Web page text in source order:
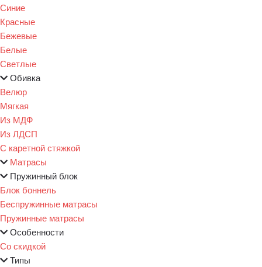
Синие
Красные
Бежевые
Белые
Светлые
Обивка
Велюр
Мягкая
Из МДФ
Из ЛДСП
С каретной стяжкой
Матрасы
Пружинный блок
Блок боннель
Беспружинные матрасы
Пружинные матрасы
Особенности
Со скидкой
Типы